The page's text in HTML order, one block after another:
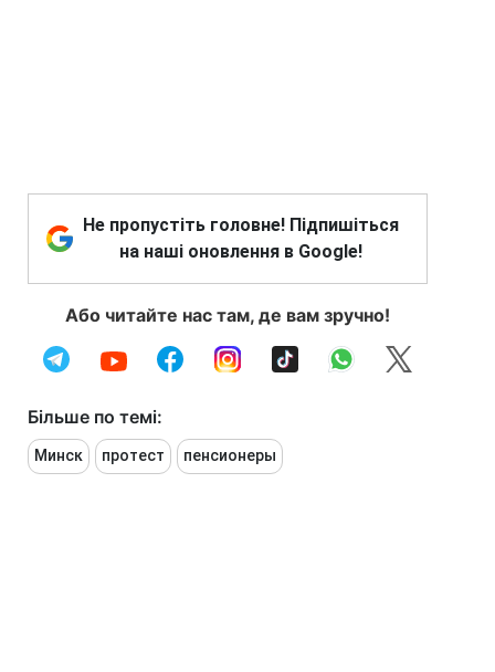
Не пропустіть головне! Підпишіться
на наші оновлення в Google!
Або читайте нас там, де вам зручно!
Більше по темі:
Минск протест пенсионеры